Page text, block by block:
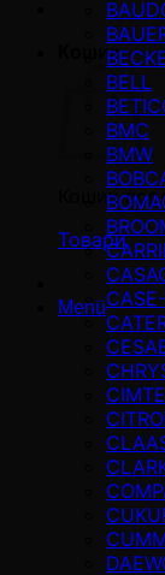
Кошик
Кошик
Товари
Menü
BELL
BMC
BMW